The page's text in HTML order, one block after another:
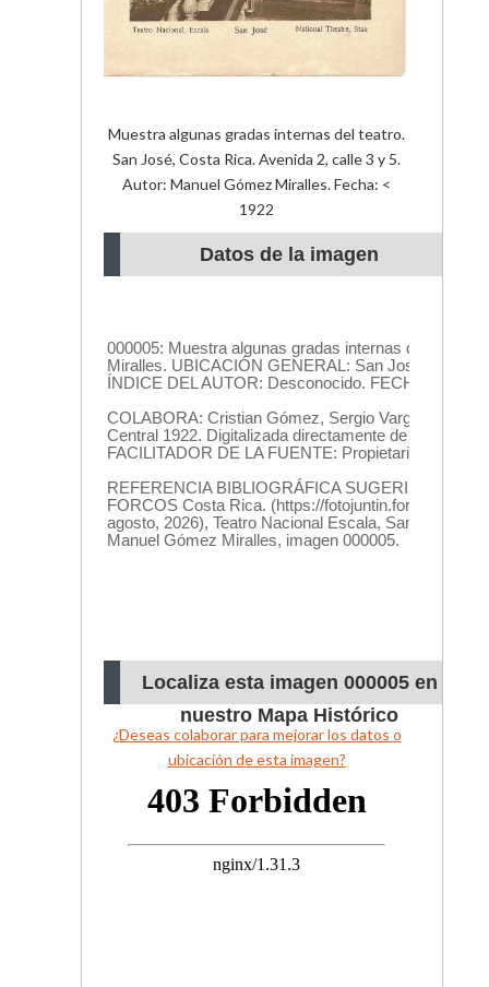
Muestra algunas gradas internas del teatro.
San José, Costa Rica. Avenida 2, calle 3 y 5.
Autor: Manuel Gómez Miralles. Fecha: <
1922
Datos de la imagen
Localiza esta imagen 000005 en
nuestro Mapa Histórico
¿Deseas colaborar para mejorar los datos o
ubicación de esta imagen?